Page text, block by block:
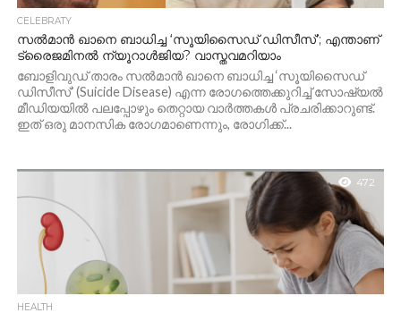
CELEBRATY
സൽമാൻ ഖാനെ ബാധിച്ച ‘സൂയിസൈഡ് ഡിസീസ്’; എന്താണ്
ട്രൈജമിനൽ ന്യൂറാൾജിയ? വാസ്തവമറിയാം
ബോളിവുഡ് താരം സൽമാൻ ഖാനെ ബാധിച്ച ‘സൂയിസൈഡ്
ഡിസീസ്’ (Suicide Disease) എന്ന രോഗത്തെക്കുറിച്ച് സോഷ്യൽ
മീഡിയയിൽ പലപ്പോഴും തെറ്റായ വാർത്തകൾ പ്രചരിക്കാറുണ്ട്.
ഇത് ഒരു മാനസിക രോഗമാണെന്നും, രോഗിക്ക്...
472
HEALTH